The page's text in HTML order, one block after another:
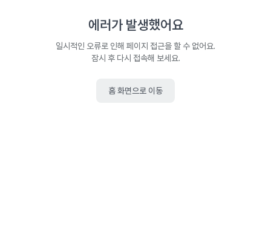
에러가 발생했어요
일시적인 오류로 인해 페이지 접근을 할 수 없어요.
잠시 후 다시 접속해 보세요.
홈 화면으로 이동